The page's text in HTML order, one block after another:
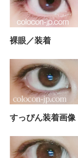
裸眼／装着
すっぴん装着画像